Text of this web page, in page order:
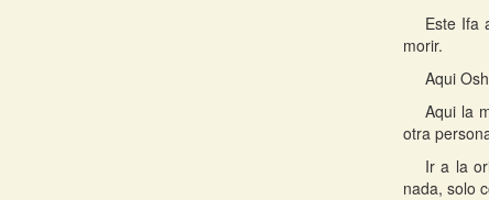
Este Ifa
morir.
Aqui
Aqui la
otra
Ir a la
nada, solo